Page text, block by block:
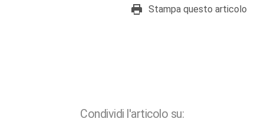
Stampa questo articolo
Condividi l'articolo su: